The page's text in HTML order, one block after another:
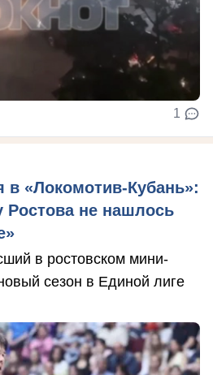
1
в «Локомотив-Кубань»:
Ростова не нашлось
в ростовском мини-
сезон в Единой лиге